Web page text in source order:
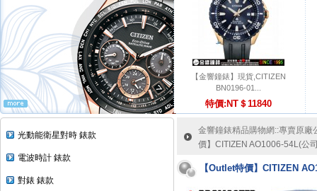
【金響鐘錶】現貨,CITIZEN
BN0196-01...
特價:NT＄11840
光動能衛星對時 錶款
電波時計 錶款
對錶 錶款
金響鐘錶精品購物網::專賣原廠
價】CITIZEN AO1006-54L(公
【Outlet特價】CITIZEN